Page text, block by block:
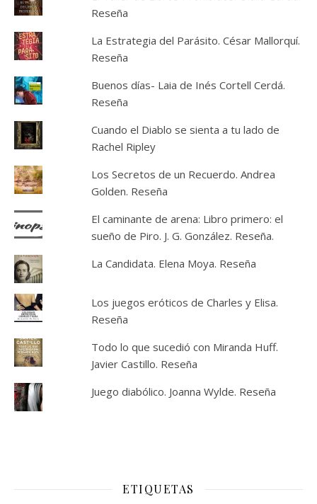
Reseña
La Estrategia del Parásito. César Mallorquí.
Reseña
Buenos días- Laia de Inés Cortell Cerdá.
Reseña
Cuando el Diablo se sienta a tu lado de
Rachel Ripley
Los Secretos de un Recuerdo. Andrea
Golden. Reseña
El caminante de arena: Libro primero: el
sueño de Piro. J. G. González. Reseña.
La Candidata. Elena Moya. Reseña
Los juegos eróticos de Charles y Elisa.
Reseña
Todo lo que sucedió con Miranda Huff.
Javier Castillo. Reseña
Juego diabólico. Joanna Wylde. Reseña
ETIQUETAS